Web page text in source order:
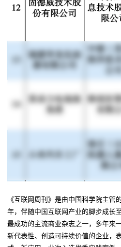
《互联网周刊》是由中国科学院主管
年，伴随中国互联网产业的脚步成长
最成功的主流商业杂志之一，多年来
新代表性、创造可持续价值的企业，